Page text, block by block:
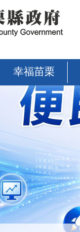
幸福苗栗